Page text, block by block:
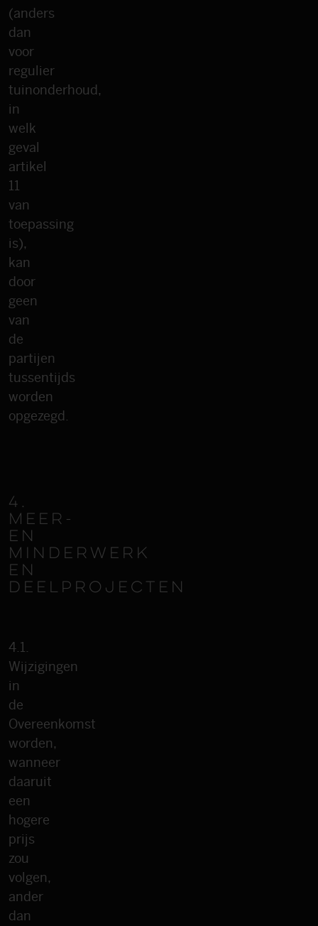
(anders
dan
voor
regulier
tuinonderhoud,
in
welk
geval
artikel
11
van
toepassing
is),
kan
door
geen
van
de
partijen
tussentijds
worden
opgezegd.
4.
MEER-
EN
MINDERWERK
EN
DEELPROJECTEN
4.1.
Wijzigingen
in
de
Overeenkomst
worden,
wanneer
daaruit
een
hogere
prijs
zou
volgen,
ander
dan